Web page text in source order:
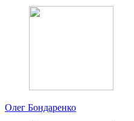
Олег Бондаренко